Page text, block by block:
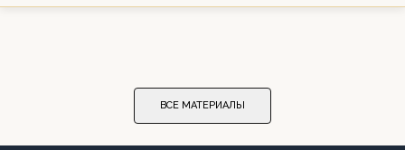
ВСЕ МАТЕРИАЛЫ